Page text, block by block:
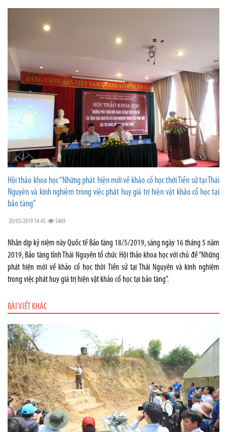
Hội thảo khoa học “Những phát hiện mới về khảo cổ học thời Tiền sử tại Thái
Nguyên và kinh nghiệm trong việc phát huy giá trị hiện vật khảo cổ học tại
bảo tàng”
20/05/2019 14:45 5469
Nhân dịp kỷ niệm này Quốc tế Bảo tàng 18/5/2019, sáng ngày 16 tháng 5 năm
2019, Bảo tàng tỉnh Thái Nguyên tổ chức Hội thảo khoa học với chủ đề “Những
phát hiện mới về khảo cổ học thời Tiền sử tại Thái Nguyên và kinh nghiệm
trong việc phát huy giá trị hiện vật khảo cổ học tại bảo tàng”.
BÀI VIẾT KHÁC